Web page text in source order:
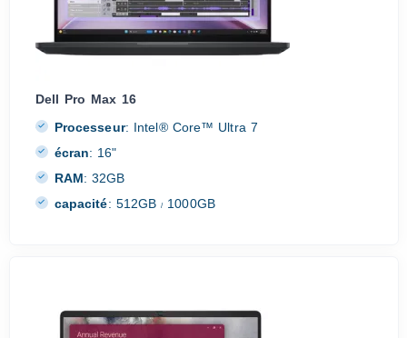
Dell Pro Max 16
Processeur: Intel® Core™ Ultra 7
écran: 16"
RAM: 32GB
capacité: 512GB/ 1000GB